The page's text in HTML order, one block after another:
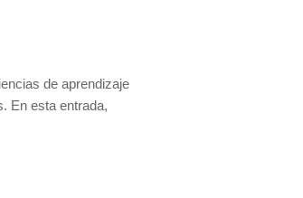
de aprendizaje
En esta entrada,